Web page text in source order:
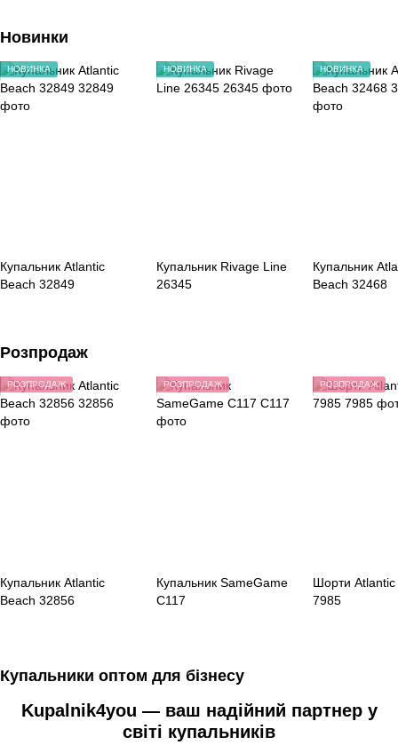
Новинки
НОВИНКА
Купальник Atlantic
Beach 32849
НОВИНКА
Купальник Rivage Line
26345
НОВИНКА
Купальник
Beach 32468
Розпродаж
РОЗПРОДАЖ
Купальник Atlantic
Beach 32856
РОЗПРОДАЖ
Купальник SameGame
C117
РОЗПРОДАЖ
Шорти Atlantic
7985
Купальники оптом для бізнесу
Kupalnik4you — ваш надійний партнер у
світі купальників